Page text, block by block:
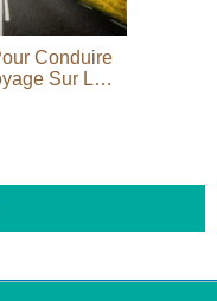
Conduire
Sur La